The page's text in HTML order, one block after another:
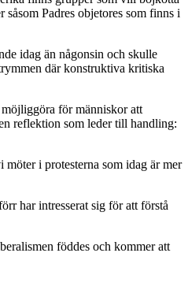
Padres objetores som finns i
idag än någonsin och skulle
där konstruktiva kritiska
för människor att
reflektion som leder till handling:
i protesterna som idag är mer
har intresserat sig för att förstå
föddes och kommer att